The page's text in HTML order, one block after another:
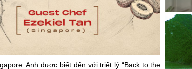
Anh được biết đến với triết lý “Back to the